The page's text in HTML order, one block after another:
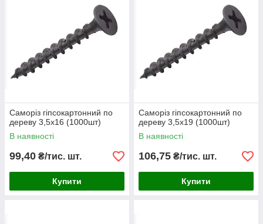
Саморіз гіпсокартонний по
дереву 3,5х16 (1000шт)
В наявності
99,40 ₴/тис. шт.
Купити
Саморіз гіпсокартонний по
дереву 3,5х19 (1000шт)
В наявності
106,75 ₴/тис. шт.
Купити